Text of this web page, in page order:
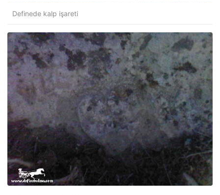
Definede kalp işareti